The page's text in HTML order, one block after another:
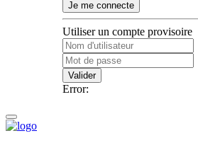
Je me connecte
Utiliser un compte provisoire
Valider
Error: